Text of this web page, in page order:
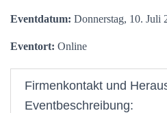
Eventdatum: Donnerstag, 10. Juli
Eventort: Online
Firmenkontakt und
Eventbeschreibung: